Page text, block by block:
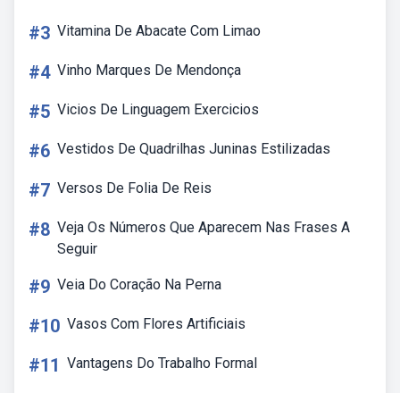
#3 Vitamina De Abacate Com Limao
#4 Vinho Marques De Mendonça
#5 Vicios De Linguagem Exercicios
#6 Vestidos De Quadrilhas Juninas Estilizadas
#7 Versos De Folia De Reis
#8 Veja Os Números Que Aparecem Nas Frases A
Seguir
#9 Veia Do Coração Na Perna
#10 Vasos Com Flores Artificiais
#11 Vantagens Do Trabalho Formal